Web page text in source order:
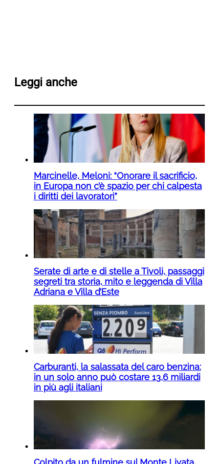
Leggi anche
Marcinelle, Meloni: “Onorare il sacrificio,
in Europa non c’è spazio per chi calpesta
i diritti dei lavoratori”
Serate di arte e di stelle a Tivoli, passaggi
segreti tra storia, mito e leggenda di Villa
Adriana e Villa d’Este
Carburanti, la salassata del caro benzina:
in un solo anno può costare 13,6 miliardi
in più agli italiani